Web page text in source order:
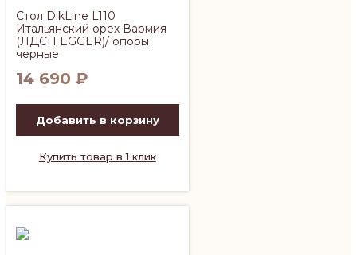
Стол DikLine L110
Итальянский орех Вармия
(ЛДСП EGGER)/ опоры
черные
14 690 ₽
Добавить в корзину
Купить товар в 1 клик